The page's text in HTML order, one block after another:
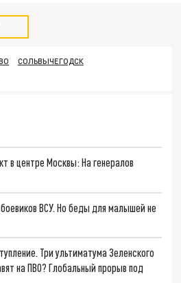
СОЛЬВЫЧЕГОДСК
в центре Москвы: На генералов
ВСУ. Но беды для малышей не
Три ультиматума Зеленского
на ПВО? Глобальный прорыв под